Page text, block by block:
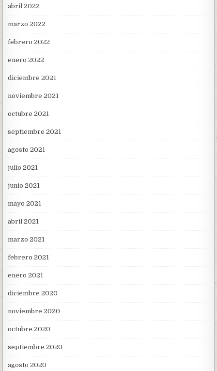
abril 2022
marzo 2022
febrero 2022
enero 2022
diciembre 2021
noviembre 2021
octubre 2021
septiembre 2021
agosto 2021
julio 2021
junio 2021
mayo 2021
abril 2021
marzo 2021
febrero 2021
enero 2021
diciembre 2020
noviembre 2020
octubre 2020
septiembre 2020
agosto 2020